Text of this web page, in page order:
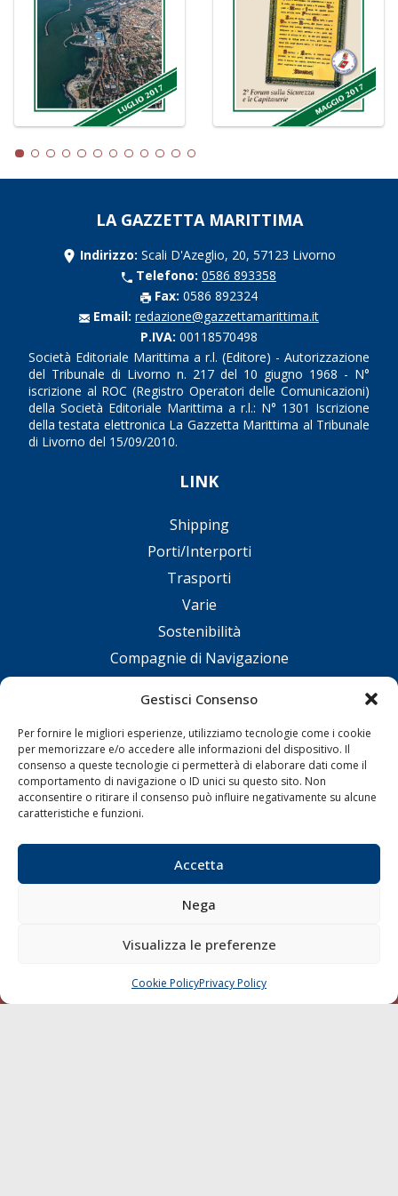
Gestisci Consenso
Per fornire le migliori esperienze, utilizziamo tecnologie come i cookie
per memorizzare e/o accedere alle informazioni del dispositivo. Il
consenso a queste tecnologie ci permetterà di elaborare dati come il
comportamento di navigazione o ID unici su questo sito. Non
acconsentire o ritirare il consenso può influire negativamente su alcune
caratteristiche e funzioni.
Accetta
Nega
Visualizza le preferenze
Cookie PolicyPrivacy Policy
LA GAZZETTA MARITTIMA
Indirizzo: Scali D'Azeglio, 20, 57123 Livorno
Telefono: 0586 893358
Fax: 0586 892324
Email: redazione@gazzettamarittima.it
P.IVA: 00118570498
Società Editoriale Marittima a r.l. (Editore) - Autorizzazione
del Tribunale di Livorno n. 217 del 10 giugno 1968 - N°
iscrizione al ROC (Registro Operatori delle Comunicazioni)
della Società Editoriale Marittima a r.l.: N° 1301 Iscrizione
della testata elettronica La Gazzetta Marittima al Tribunale
di Livorno del 15/09/2010.
LINK
Shipping
Porti/Interporti
Trasporti
Varie
Sostenibilità
Compagnie di Navigazione
Chi siamo
Contatti
Cookie Policy
Privacy Policy
Mappa del sito
CHIAMA SCRIVI